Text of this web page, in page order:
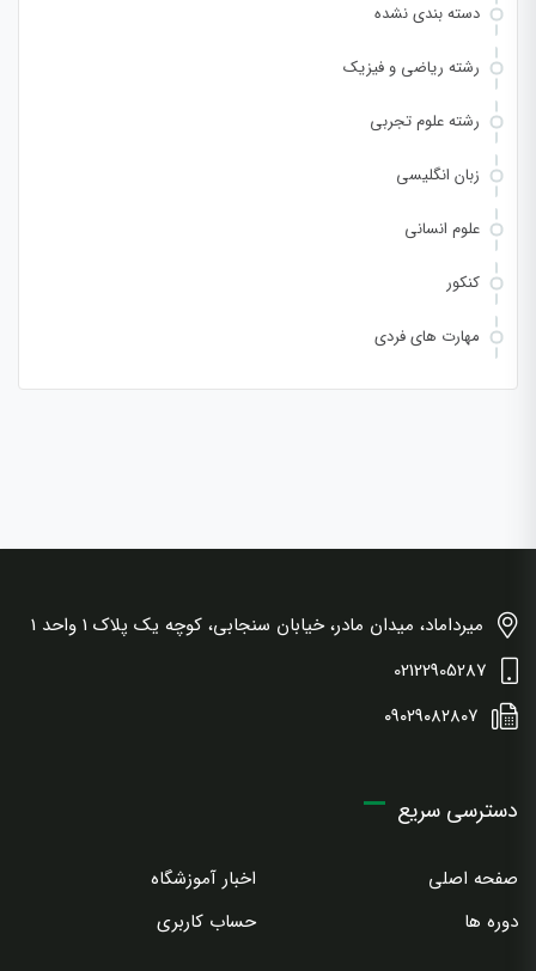
دسته بندی نشده
رشته ریاضی و فیزیک
رشته علوم تجربی
زبان انگلیسی
علوم انسانی
کنکور
مهارت های فردی
میرداماد، میدان مادر، خیابان سنجابی، کوچه یک پلاک 1 واحد 1
02122905287
۰۹۰۲۹۰۸۲۸۰۷
دسترسی سریع
صفحه اصلی
اخبار آموزشگاه
دوره ها
حساب کاربری